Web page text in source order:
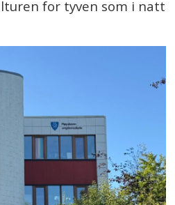
for tyven som i natt